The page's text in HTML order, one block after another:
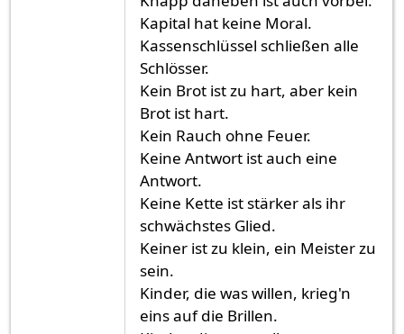
Kapital hat keine Moral.
Kassenschlüssel schließen alle
Schlösser.
Kein Brot ist zu hart, aber kein
Brot ist hart.
Kein Rauch ohne Feuer.
Keine Antwort ist auch eine
Antwort.
Keine Kette ist stärker als ihr
schwächstes Glied.
Keiner ist zu klein, ein Meister zu
sein.
Kinder, die was willen, krieg'n
eins auf die Brillen.